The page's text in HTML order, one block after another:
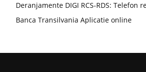
Deranjamente DIGI RCS-RDS: Telefon
Banca Transilvania Aplicatie online